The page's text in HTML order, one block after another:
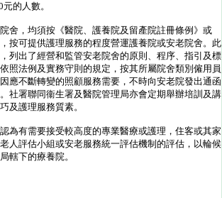
的人數。
舍，均須按《醫院、護養院及留產院註冊條例》或
按可提供護理服務的程度營運護養院或安老院舍。此
列出了經營和監管安老院舍的原則、程序、指引及標
照法例及實務守則的規定，按其所屬院舍類別僱用員
應不斷轉變的照顧服務需要，不時向安老院發出通函
社署聯同衞生署及醫院管理局亦會定期舉辦培訓及講
及護理服務質素。
有需要接受較高度的專業醫療或護理，住客或其家
人評估小組或安老服務統一評估機制的評估，以輪候
轄下的療養院。